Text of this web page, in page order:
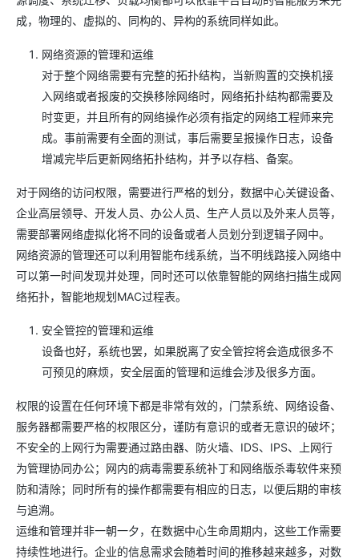
成，物理的、虚拟的、同构的、异构的系统同样如此。
网络资源的管理和运维
对于整个网络需要有完整的拓扑结构，当新购置的交换机接
入网络或者报废的交换移除网络时，网络拓扑结构都需要及
时变更，并且所有的网络操作必须有指定的网络工程师来完
成。事前需要有全面的测试，事后需要呈报操作日志，设备
增减完毕后更新网络拓扑结构，并予以存档、备案。
对于网络的访问权限，需要进行严格的划分，数据中心关键设备、
企业高层领导、开发人员、办公人员、生产人员以及外来人员等，
需要部署网络虚拟化将不同的设备或者人员划分到逻辑子网中。
网络资源的管理还可以利用智能布线系统，当不明线路接入网络中
可以第一时间发现并处理，同时还可以依靠智能的网络扫描生成网
络拓扑，智能地规划MAC过程表。
安全管控的管理和运维
设备也好，系统也罢，如果脱离了安全管控将会造成很多不
可预见的麻烦，安全层面的管理和运维会涉及很多方面。
权限的设置在任何环境下都是非常有效的，门禁系统、网络设备、
服务器都需要严格的权限区分，谨防有意识的或者无意识的破坏；
不安全的上网行为需要通过路由器、防火墙、IDS、IPS、上网行
为管理协同办公；网内的病毒需要系统补丁和网络版杀毒软件来预
防和清除；同时所有的操作都需要有相应的日志，以便后期的审核
与追溯。
运维和管理并非一朝一夕，在数据中心生命周期内，这些工作需要
持续性地进行。企业的信息需求会随着时间的推移越来越多，对数